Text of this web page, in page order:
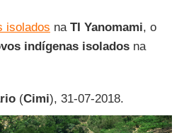
isolados na TI Yanomami, o
indígenas isolados na
(Cimi), 31-07-2018.